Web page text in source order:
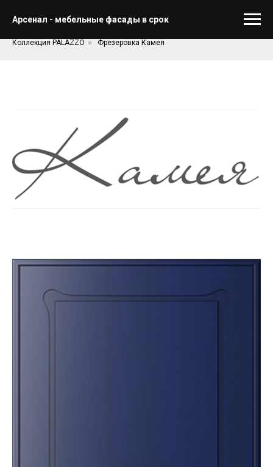
Арсенал - мебельные фасады в срок
Fabriche
Главная Фасады
Коллекция PALAZZO » Фрезеровка Камея